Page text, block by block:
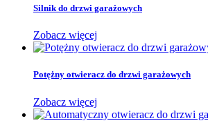
Silnik do drzwi garażowych
Zobacz więcej
Potężny otwieracz do drzwi garażowych
Zobacz więcej